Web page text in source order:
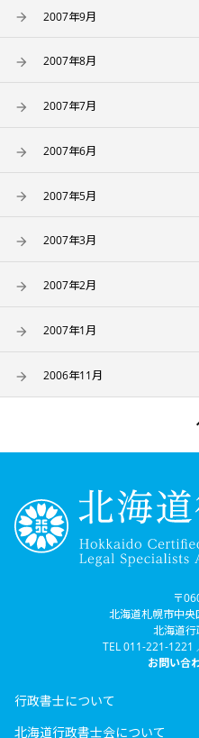
2007年9月
2007年8月
2007年7月
2007年6月
2007年5月
2007年3月
2007年2月
2007年1月
2006年11月
〒
北海道札幌市中
北海道
TEL 011-221-1221
お問い合
行政書士について
北海道行政書士会について